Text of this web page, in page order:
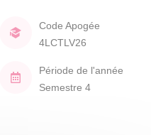
Code Apogée
4LCTLV26
Période de l'année
Semestre 4